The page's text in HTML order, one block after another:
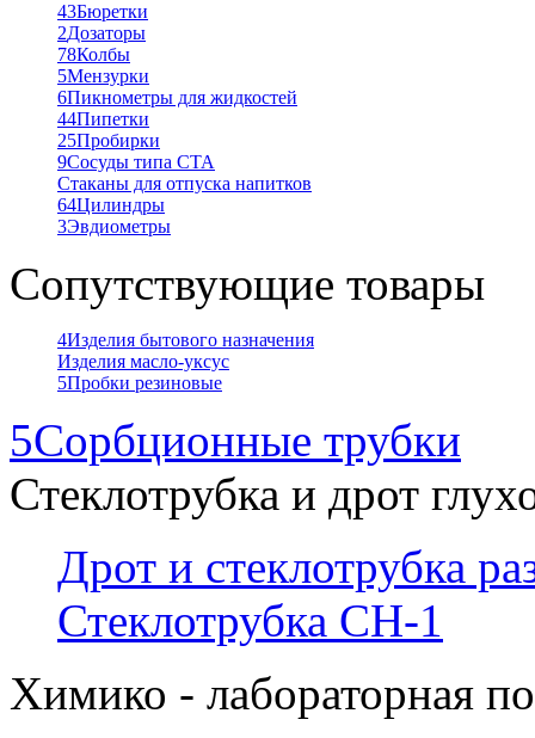
43Бюретки
2Дозаторы
78Колбы
5Мензурки
6Пикнометры для жидкостей
44Пипетки
25Пробирки
9Сосуды типа СТА
Стаканы для отпуска напитков
64Цилиндры
3Эвдиометры
Сопутствующие товары
4Изделия бытового назначения
Изделия масло-уксус
5Пробки резиновые
5Сорбционные трубки
Стеклотрубка и дрот
Дрот и стеклотрубка
Стеклотрубка СН-1
Химико - лабораторная